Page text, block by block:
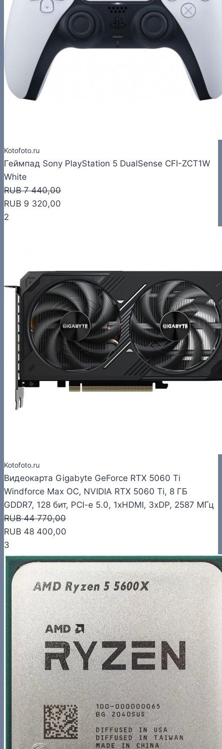
Kotofoto.ru
Геймпад Sony PlayStation 5 DualSense CFI-ZCT1W
White
RUB 7 440,00
RUB 9 320,00
2
Kotofoto.ru
Видеокарта Gigabyte GeForce RTX 5060 Ti
Windforce Max OC, NVIDIA RTX 5060 Ti, 8 ГБ
GDDR7, 128 бит, PCI-e 5.0, 1xHDMI, 3xDP, 2587 МГц
RUB 44 770,00
RUB 48 400,00
3